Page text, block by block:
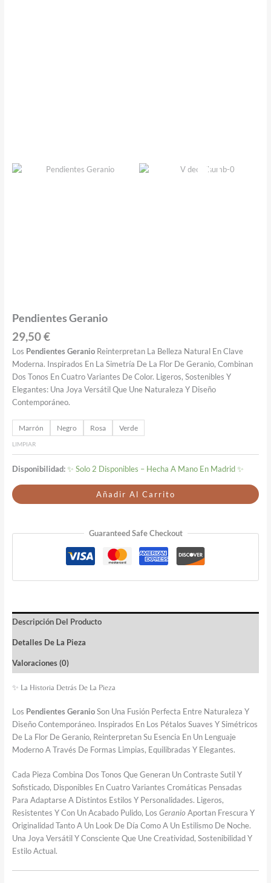
Pendientes Geranio
29,50€
Los Pendientes GeranioReinterpretan La Belleza Natural En Clave
Moderna. Inspirados En La Simetría De La Flor De Geranio, Combinan
Dos Tonos En Cuatro Variantes De Color. Ligeros, Sostenibles Y
Elegantes: Una Joya Versátil Que Une Naturaleza Y Diseño
Contemporáneo.
Marrón Negro Rosa Verde
LIMPIAR
Disponibilidad: ✨ Solo 2 Disponibles – Hecha A Mano En Madrid ✨
Añadir Al Carrito
Guaranteed Safe Checkout
Descripción Del Producto
Detalles De La Pieza
Valoraciones (0)
✨ La Historia Detrás De La Pieza
Los Pendientes GeranioSon Una Fusión Perfecta Entre Naturaleza Y
Diseño Contemporáneo. Inspirados En Los Pétalos Suaves Y Simétricos
De La Flor De Geranio, Reinterpretan Su Esencia En Un Lenguaje
Moderno A Través De Formas Limpias, Equilibradas Y Elegantes.
Cada Pieza Combina Dos Tonos Que Generan Un Contraste Sutil Y
Sofisticado, Disponibles En Cuatro Variantes Cromáticas Pensadas
Para Adaptarse A Distintos Estilos Y Personalidades. Ligeros,
Resistentes Y Con Un Acabado Pulido, Los Geranio Aportan Frescura Y
Originalidad Tanto A Un Look De Día Como A Un Estilismo De Noche.
Una Joya Versátil Y Consciente Que Une Creatividad, Sostenibilidad Y
Estilo Actual.